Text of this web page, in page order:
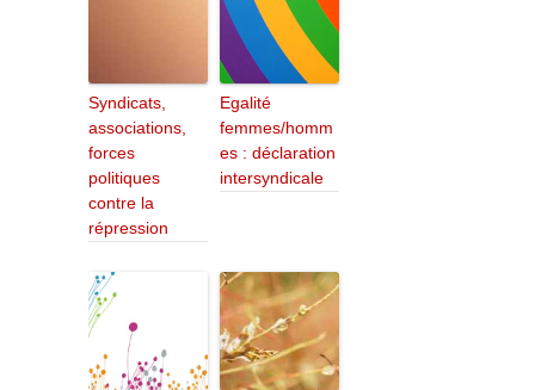
Syndicats,
associations,
forces
politiques
contre la
répression
Egalité
femmes/homm
es : déclaration
intersyndicale